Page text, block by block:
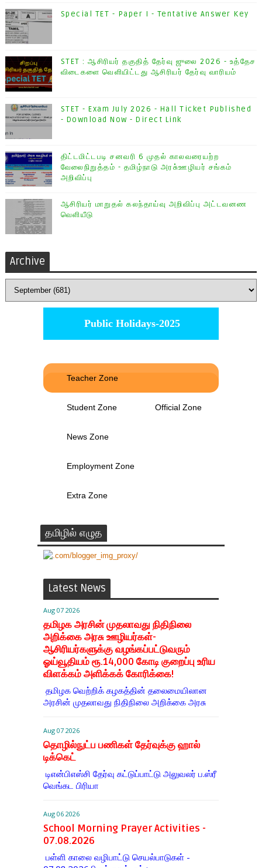
Special TET - Paper I - Tentative Answer Key
STET : ஆசிரியர் தகுதித் தேர்வு ஜுலை 2026 - உத்தேச
விடைகளை வெளியிட்டது ஆசிரியர் தேர்வு வாரியம்
STET - Exam July 2026 - Hall Ticket Published
- Download Now - Direct Link
திட்டமிட்டபடி சனவரி 6 முதல் காலவரையற்ற
வேலைநிறுத்தம் - தமிழ்நாடு அரசு்ஊழியர் சங்கம்
அறிவிப்பு
ஆசிரியர் மாறுதல் கலந்தாய்வு அறிவிப்பு அட்டவனண
வெளியீடு
Archive
Public Holidays-2025
Teacher Zone
Student Zone Official Zone
News Zone
Employment Zone
Extra Zone
தமிழில் எழுத
Latest News
Aug 07 2026
தமிழக அரசின் முதலாவது நிதிநிலை
அறிக்கை அரசு ஊழியர்கள்-
ஆசிரியர்களுக்கு வழங்கப்பட்டுவரும்
ஓய்வூதியம் ரூ.14,000 கோடி குறைப்பு உரிய
விளக்கம் அளிக்கக் கோரிக்கை!
தமிழக வெற்றிக் கழகத்தின் தலைமையிலான
அரசின் முதலாவது நிதிநிலை அறிக்கை அரசு
Aug 07 2026
தொழில்நுட்ப பணிகள் தேர்வுக்கு ஹால் ​
டிக்கெட்
டிஎன்​பிஎஸ்சி தேர்வு கட்​டுப்​பாட்டு அலு​வலர் ப.ஸ்ரீ
வெங்கட பிரியா
Aug 06 2026
School Morning Prayer Activities -
07.08.2026
பள்ளி காலை வழிபாட்டு செயல்பாடுகள் -